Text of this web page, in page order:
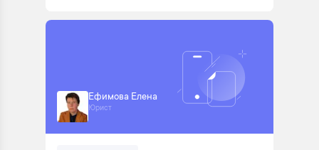
Ефимова Елена
Юрист